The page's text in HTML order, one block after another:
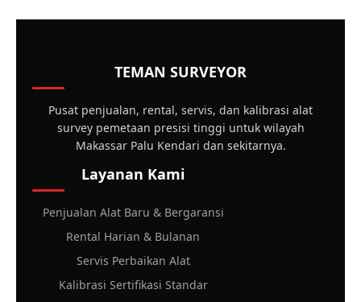
TEMAN SURVEYOR
Pusat penjualan, rental, servis, dan kalibrasi alat
survey pemetaan presisi tinggi untuk wilayah
Makassar Palu Kendari dan sekitarnya.
Layanan Kami
Penjualan Alat Baru & Bergaransi
Rental Harian & Bulanan
Servis Perbaikan Alat
Kalibrasi Sertifikasi Standar